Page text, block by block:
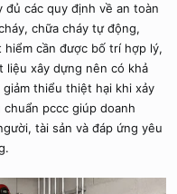
các quy định về an toàn
chữa cháy tự động,
cần được bố trí hợp lý,
liệu xây dựng nên có khả
thiểu thiệt hại khi xảy
pccc giúp doanh
tài sản và đáp ứng yêu